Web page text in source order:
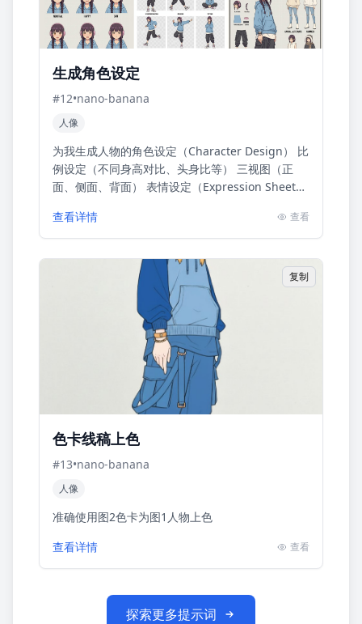
生成角色设定
#12•nano-banana
人像
为我生成人物的角色设定（Character Design） 比
例设定（不同身高对比、头身比等） 三视图（正
面、侧面、背面） 表情设定（Expression Sheet）
查看详情 查看
复制
色卡线稿上色
#13•nano-banana
人像
准确使用图2色卡为图1人物上色
查看详情
查看
探索更多提示词